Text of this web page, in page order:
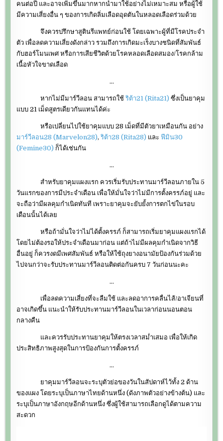
คนต่อปี และอาจเพิ่มขึ้นมากหากนำมาใช้อย่างไม่เหมาะสม หรือผู้ใช้
มีความเสี่ยงอื่น ๆ ของการเกิดลิ่มเลือดอุดตันในหลอดเลือดร่วมด้วย
จึงควรปรึกษาสูตินรีแพทย์ก่อนใช้ โดยเฉพาะผู้ที่มีโรคประจำ
ตัว เพื่อลดความเสี่ยงดังกล่าว รวมถึงการเกิดมะเร็งบางชนิดที่สัมพันธ์
กับฮอร์โมนเพศ หรือการเสียชีวิตด้วยโรคหลอดเลือดสมอง/โรคกล้าม
เนื้อหัวใจขาดเลือด
…
หากไม่มีมาร์วีลอน สามารถใช้ริต้า21 (Rita21) ซึ่งเป็นยาคุม
แบบ 21 เม็ดสูตรเดียวกันแทนได้ค่ะ
หรือเปลี่ยนไปใช้ยาคุมแบบ 28 เม็ดที่มีตัวยาเหมือนกัน อย่าง
มาร์วีลอน28 (Marvelon28),ริต้า28 (Rita28) และ ฟีมิน30
(Femine30) ก็ได้เช่นกัน
…
สำหรับยาคุมแผงแรก ควรเริ่มรับประทานมาร์วีลอนภายใน 5
วันแรกของการมีประจำเดือน เพื่อให้มั่นใจว่าไม่มีการตั้งครรภ์อยู่ และ
จะถือว่ามีผลคุมกำเนิดทันที เพราะยาคุมจะยับยั้งการตกไข่ในรอบ
เดือนนั้นได้เลย
หรือถ้ามั่นใจว่าไม่ได้ตั้งครรภ์ ก็สามารถเริ่มยาคุมแผงแรกได้
โดยไม่ต้องรอให้ประจำเดือนมาก่อน แต่ถ้าไม่มีผลคุมกำเนิดจากวิธี
อื่นอยู่ ก็ควรงดมีเพศสัมพันธ์ หรือให้ใช้ถุงยางอนามัยป้องกันร่วมด้วย
ไปจนกว่าจะรับประทานมาร์วีลอนติดต่อกันครบ 7 วันก่อนนะคะ
…
เพื่อลดความเสี่ยงที่จะลืมใช้ และลดอาการคลื่นไส้/อาเจียนที่
อาจเกิดขึ้น แนะนำให้รับประทานมาร์วีลอนในเวลาก่อนนอนตอน
กลางคืน
และควรรับประทานยาคุมให้ตรงเวลาสม่ำเสมอ เพื่อให้เกิด
ประสิทธิภาพสูงสุดในการป้องกันการตั้งครรภ์
…
ยาคุมมาร์วีลอนจะระบุตัวย่อของวันในสัปดาห์ไว้ทั้ง 2 ด้าน
ของแผง โดยระบุเป็นภาษาไทยด้านหนึ่ง (ดังภาพตัวอย่างข้างต้น) และ
ระบุเป็นภาษาอังกฤษอีกด้านหนึ่ง ซึ่งผู้ใช้สามารถเลือกดูได้ตามความ
สะดวก